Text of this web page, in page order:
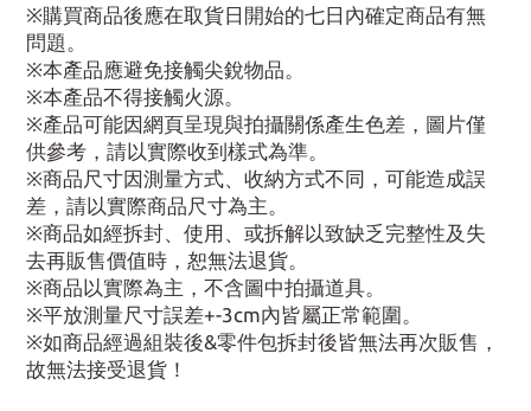
※購買商品後應在取貨日開始的七日內確定商品有無
問題。
※本產品應避免接觸尖銳物品。
※本產品不得接觸火源。
※產品可能因網頁呈現與拍攝關係產生色差，圖片僅
供參考，請以實際收到樣式為準。
※商品尺寸因測量方式、收納方式不同，可能造成誤
差，請以實際商品尺寸為主。
※商品如經拆封、使用、或拆解以致缺乏完整性及失
去再販售價值時，恕無法退貨。
※商品以實際為主，不含圖中拍攝道具。
※平放測量尺寸誤差+-3cm內皆屬正常範圍。
※如商品經過組裝後&零件包拆封後皆無法再次販售，
故無法接受退貨！